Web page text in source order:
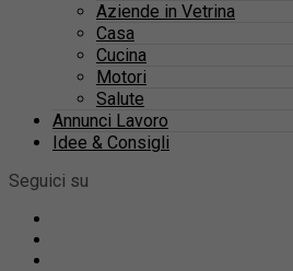
Aziende in Vetrina
Casa
Cucina
Motori
Salute
Annunci Lavoro
Idee & Consigli
Seguici su